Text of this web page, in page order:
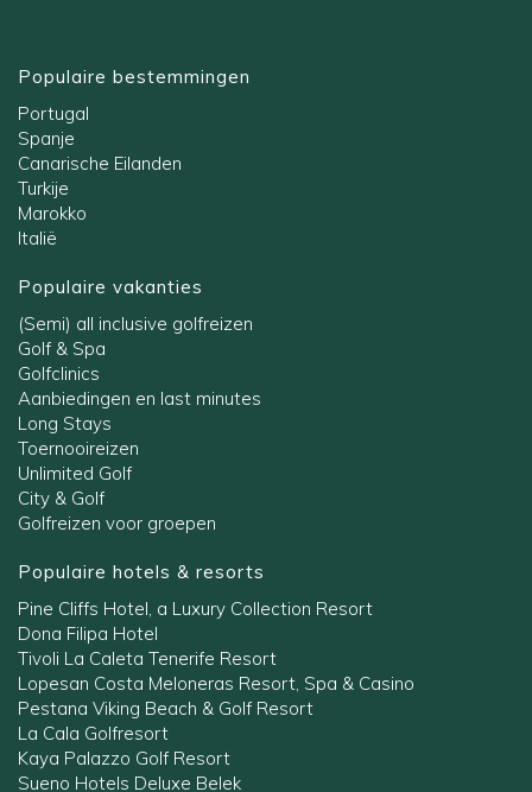
Populaire bestemmingen
Portugal
Spanje
Canarische Eilanden
Turkije
Marokko
Italië
Populaire vakanties
(Semi) all inclusive golfreizen
Golf & Spa
Golfclinics
Aanbiedingen en last minutes
Long Stays
Toernooireizen
Unlimited Golf
City & Golf
Golfreizen voor groepen
Populaire hotels & resorts
Pine Cliffs Hotel, a Luxury Collection Resort
Dona Filipa Hotel
Tivoli La Caleta Tenerife Resort
Lopesan Costa Meloneras Resort, Spa & Casino
Pestana Viking Beach & Golf Resort
La Cala Golfresort
Kaya Palazzo Golf Resort
Sueno Hotels Deluxe Belek